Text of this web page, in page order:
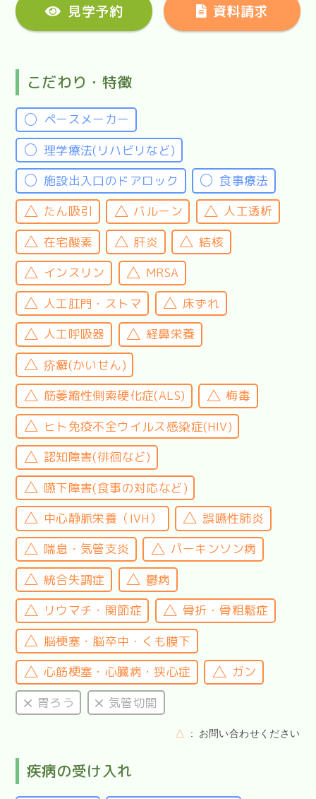
見学予約 資料請求
こだわり・特徴
ペースメーカー
理学療法(リハビリなど)
施設出入口のドアロック
食事療法
たん吸引
バルーン
人工透析
在宅酸素
肝炎
結核
インスリン
MRSA
人工肛門・ストマ
床ずれ
人工呼吸器
経鼻栄養
疥癬(かいせん)
筋萎縮性側索硬化症(ALS)
梅毒
ヒト免疫不全ウイルス感染症(HIV)
認知障害(徘徊など)
嚥下障害(食事の対応など)
中心静脈栄養（IVH）
誤嚥性肺炎
喘息・気管支炎
パーキンソン病
統合失調症
鬱病
リウマチ・関節症
骨折・骨粗鬆症
脳梗塞・脳卒中・くも膜下
心筋梗塞・心臓病・狭心症
ガン
胃ろう
気管切開
△ お問い合わせください
疾病の受け入れ